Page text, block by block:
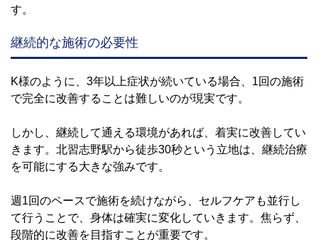
す。
継続的な施術の必要性
K様のように、3年以上症状が続いている場合、1回の施術
で完全に改善することは難しいのが現実です。
しかし、継続して通える環境があれば、着実に改善してい
きます。北習志野駅から徒歩30秒という立地は、継続治療
を可能にする大きな強みです。
週1回のペースで施術を続けながら、セルフケアも並行し
て行うことで、身体は確実に変化していきます。焦らず、
段階的に改善を目指すことが重要です。